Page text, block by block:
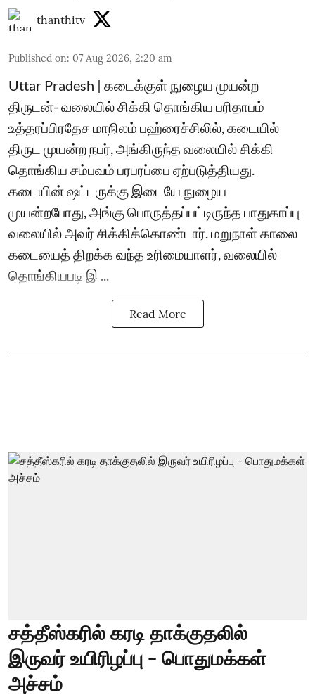
thanthitv
Published on: 07 Aug 2026, 2:20 am
Uttar Pradesh | கடைக்குள் நுழைய முயன்ற
திருடன்- வலையில் சிக்கி தொங்கிய பரிதாபம்
உத்தரப்பிரதேச மாநிலம் பஹ்ரைச்சிலில், கடையில்
திருட முயன்ற நபர், அங்கிருந்த வலையில் சிக்கி
தொங்கிய சம்பவம் பரபரப்பை ஏற்படுத்தியது.
கடையின் ஷட்டருக்கு இடையே நுழைய
முயன்றபோது, அங்கு பொருத்தப்பட்டிருந்த பாதுகாப்பு
வலையில் அவர் சிக்கிக்கொண்டார். மறுநாள் காலை
கடையைத் திறக்க வந்த உரிமையாளர், வலையில்
தொங்கியபடி இ ...
Read More
சத்தீஸ்கரில் கரடி தாக்குதலில்
இருவர் உயிரிழப்பு - பொதுமக்கள்
அச்சம்